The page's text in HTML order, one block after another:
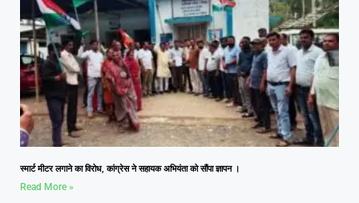
स्मार्ट मीटर लगाने का विरोध, कांग्रेस ने सहायक अभियंता को सौंपा ज्ञापन ।
Read More »